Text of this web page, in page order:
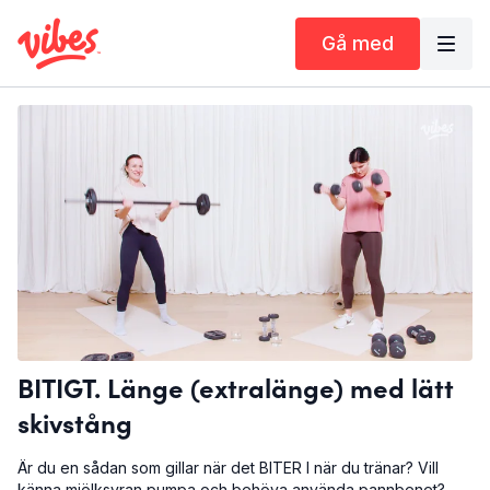
Gå med
BITIGT. Länge (extralänge) med lätt
skivstång
Är du en sådan som gillar när det BITER I när du tränar? Vill